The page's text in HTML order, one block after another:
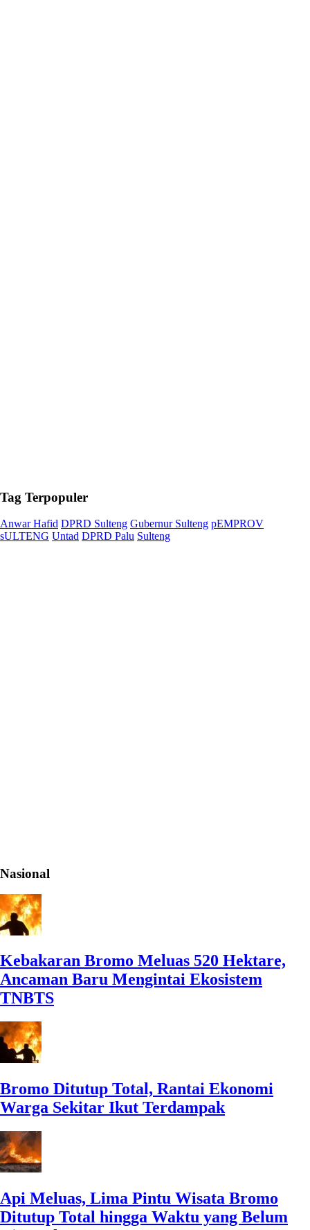
Tag Terpopuler
Anwar Hafid DPRD Sulteng Gubernur Sulteng pEMPROV
sULTENG Untad DPRD Palu Sulteng
Nasional
Kebakaran Bromo Meluas 520 Hektare,
Ancaman Baru Mengintai Ekosistem
TNBTS
Bromo Ditutup Total, Rantai Ekonomi
Warga Sekitar Ikut Terdampak
Api Meluas, Lima Pintu Wisata Bromo
Ditutup Total hingga Waktu yang Belum